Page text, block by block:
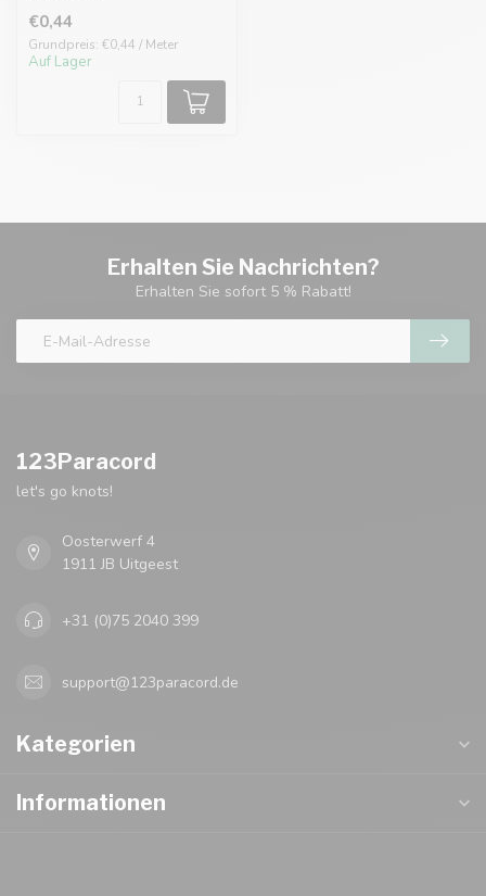
€0,44
Grundpreis: €0,44 / Meter
Auf Lager
Erhalten Sie Nachrichten?
Erhalten Sie sofort 5 % Rabatt!
123Paracord
let's go knots!
Oosterwerf 4
1911 JB Uitgeest
+31 (0)75 2040 399
support@123paracord.de
Kategorien
Informationen